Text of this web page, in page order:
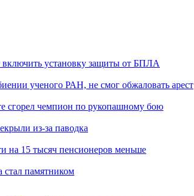
установку защиты от БПЛА
ученого РАН, не смог обжаловать арест
сгорел чемпион по рукопашному бою
из-за паводка
на 15 тысяч пенсионеров меньше
стал памятником